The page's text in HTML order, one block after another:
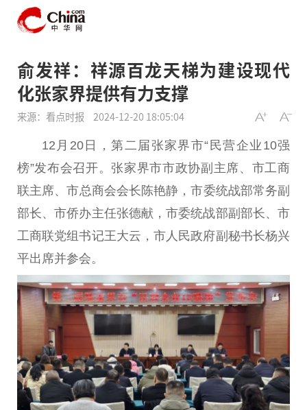
俞发祥：祥源百龙天梯为建设现代
化张家界提供有力支撑
来源：看点时报 2024-12-20 18:05:04
12月20日，第二届张家界市“民营企业10强
榜”发布会召开。张家界市市政协副 主席、市工商
联主席、市总商会会长 陈艳静，市委统战部常务副
部长、市侨办主任张德献，市委统战部副部长、市
工商联党组书记王大云，市人民政府副秘书长杨兴
平出席并参会。